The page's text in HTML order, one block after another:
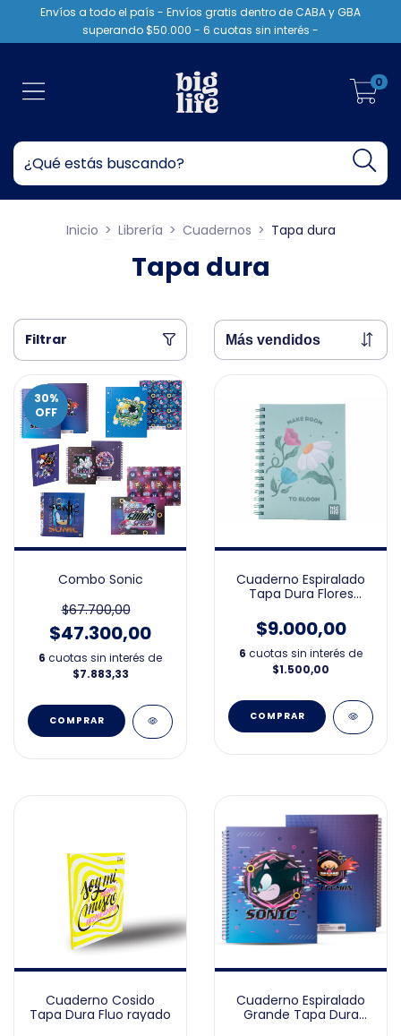
Envíos a todo el país - Envíos gratis dentro de CABA y GBA
superando $50.000 - 6 cuotas sin interés -
0
Inicio > Librería > Cuadernos > Tapa dura
Tapa dura
Filtrar
30%
OFF
Combo Sonic
$67.700,00
$47.300,00
6 cuotas sin interés de
$7.883,33
Cuaderno Espiralado
Tapa Dura Flores
$9.000,00
6 cuotas sin interés de
$1.500,00
COMPRAR
Cuaderno Cosido
Tapa Dura Fluo rayado
Cuaderno Espiralado
Grande Tapa Dura